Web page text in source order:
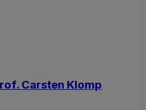
Carsten Klomp